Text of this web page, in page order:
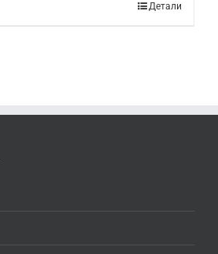
Детали